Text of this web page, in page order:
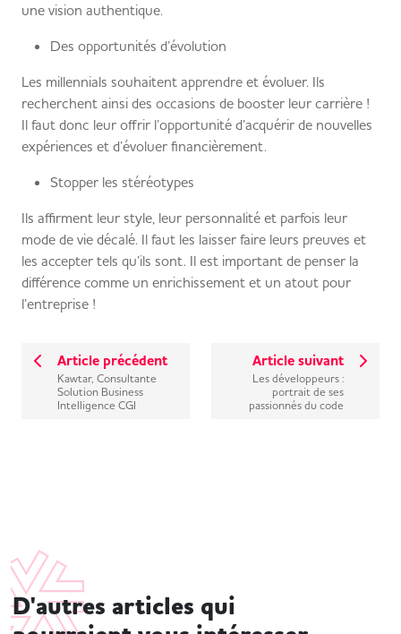
une vision authentique.
Des opportunités d’évolution
Les millennials souhaitent apprendre et évoluer. Ils
recherchent ainsi des occasions de booster leur carrière !
Il faut donc leur offrir l’opportunité d’acquérir de nouvelles
expériences et d’évoluer financièrement.
Stopper les stéréotypes
Ils affirment leur style, leur personnalité et parfois leur
mode de vie décalé. Il faut les laisser faire leurs preuves et
les accepter tels qu’ils sont. Il est important de penser la
différence comme un enrichissement et un atout pour
l’entreprise !
Article précédent
Kawtar, Consultante
Solution Business
Intelligence CGI
Article suivant
Les développeurs :
portrait de ses
passionnés du code
D'autres articles qui